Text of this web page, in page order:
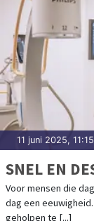
11 juni 2025,
SNEL EN
Voor mensen die
dag een
geholpen te [...]